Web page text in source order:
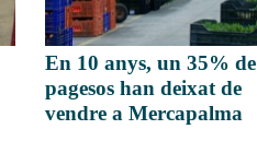
En 10 anys, un 35% de
pagesos han deixat de
vendre a Mercapalma